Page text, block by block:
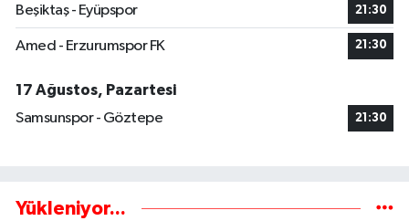
Beşiktaş - Eyüpspor 21:30
Amed - Erzurumspor FK 21:30
17 Ağustos, Pazartesi
Samsunspor - Göztepe
21:30
Yükleniyor...